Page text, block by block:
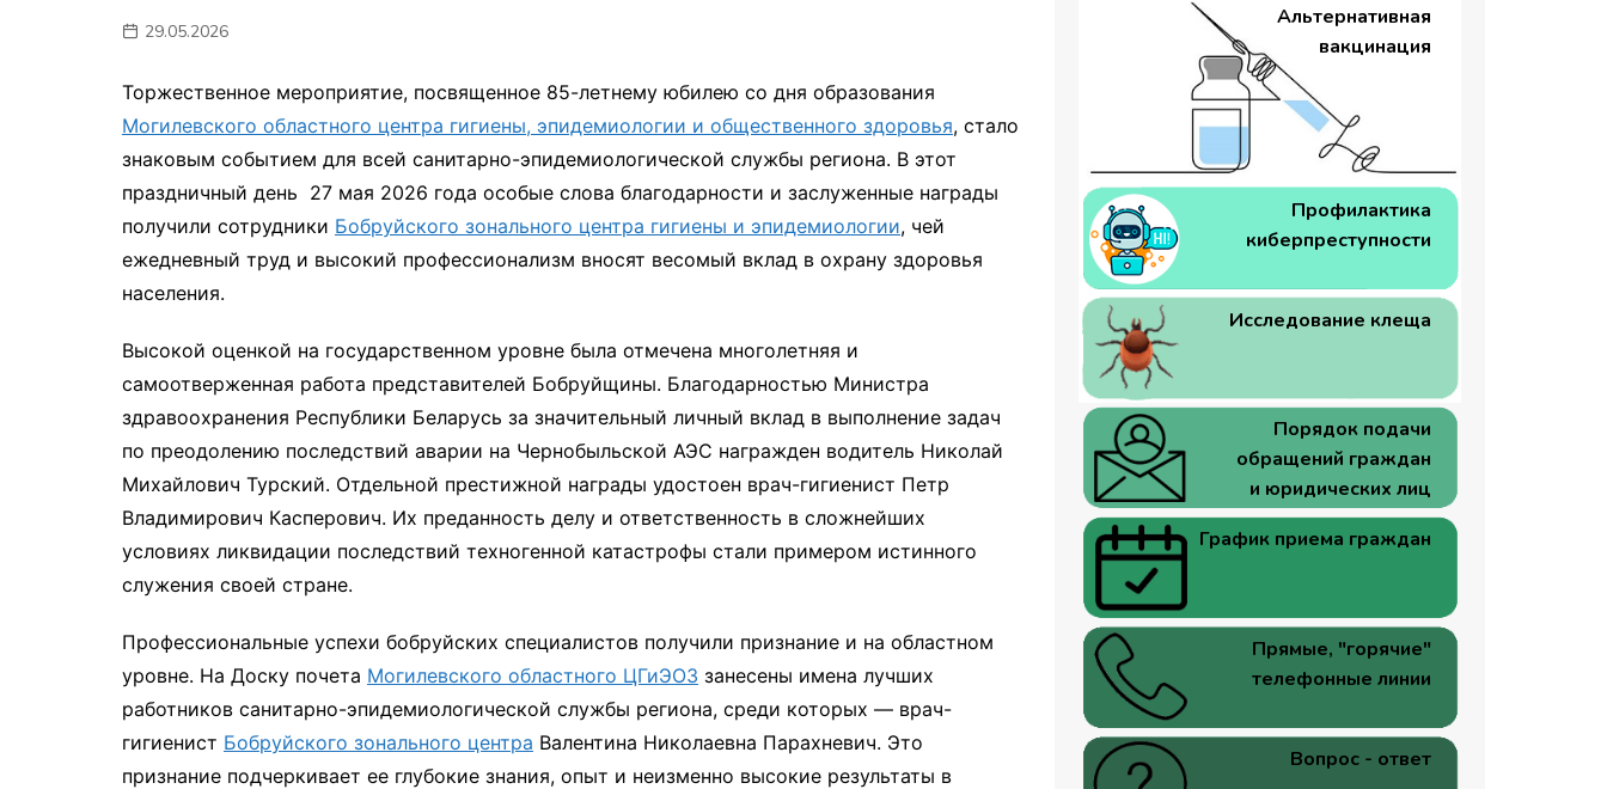
29.05.2026
Торжественное мероприятие, посвященное 85-летнему юбилею со дня образования
Могилевского областного центра гигиены, эпидемиологии и общественного здоровья, стало
знаковым событием для всей санитарно-эпидемиологической службы региона. В этот
праздничный день 27 мая 2026 года особые слова благодарности и заслуженные награды
получили сотрудники Бобруйского зонального центра гигиены и эпидемиологии, чей
ежедневный труд и высокий профессионализм вносят весомый вклад в охрану здоровья
населения.
Высокой оценкой на государственном уровне была отмечена многолетняя и
самоотверженная работа представителей Бобруйщины. Благодарностью Министра
здравоохранения Республики Беларусь за значительный личный вклад в выполнение задач
по преодолению последствий аварии на Чернобыльской АЭС награжден водитель Николай
Михайлович Турский. Отдельной престижной награды удостоен врач-гигиенист Петр
Владимирович Касперович. Их преданность делу и ответственность в сложнейших
условиях ликвидации последствий техногенной катастрофы стали примером истинного
служения своей стране.
Профессиональные успехи бобруйских специалистов получили признание и на областном
уровне. На Доску почета Могилевского областного ЦГиЭОЗ занесены имена лучших
работников санитарно-эпидемиологической службы региона, среди которых — врач-
гигиенист Бобруйского зонального центра Валентина Николаевна Парахневич. Это
признание подчеркивает ее глубокие знания, опыт и неизменно высокие результаты в
Альтернативная
вакцинация
Профилактика
киберпреступности
Исследование клеща
Порядок подачи
обращений граждан
и юридических лиц
График приема граждан
Прямые, "горячие"
телефонные линии
Вопрос - ответ